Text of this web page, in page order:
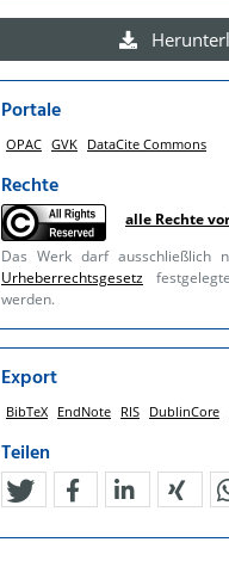
Portale
OPAC GVK DataCite Commons
Rechte
alle Rechte
Das Werk darf ausschließlich
Urheberrechtsgesetz
werden.
Export
BibTeX EndNote RIS DublinCore
Teilen